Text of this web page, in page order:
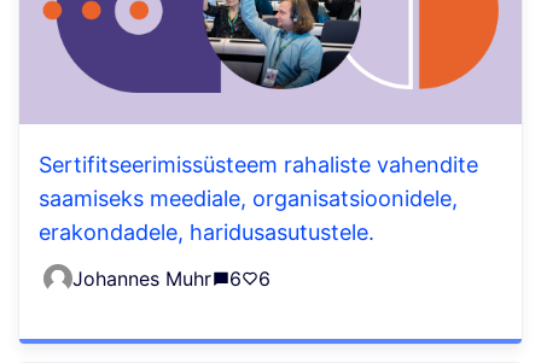
Sertifitseerimissüsteem rahaliste vahendite
saamiseks meediale, organisatsioonidele,
erakondadele, haridusasutustele.
Johannes Muhr 6 6